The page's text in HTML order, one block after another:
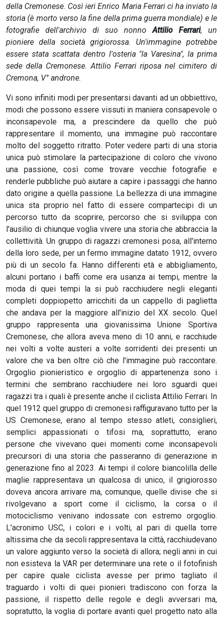
della Cremonese. Così ieri Enrico Maria Ferrari ci ha inviato la
storia (è morto verso la fine della prima guerra mondiale) e le
fotografie dell'archivio di suo nonnoAttilio Ferrari, un
pioniere della società grigiorossa. Un'immagine potrebbe
essere stata scattata dentro l'osteria "la Varesina", la prima
sede della Cremonese. Attilio Ferrari riposa nel cimitero di
Cremona, V° androne.
Vi sono infiniti modi per presentarsi davanti ad un obbiettivo,
modi che possono essere vissuti in maniera consapevole o
inconsapevole ma, a prescindere da quello che può
rappresentare il momento, una immagine può raccontare
molto del soggetto ritratto. Poter vedere parti di una storia
unica può stimolare la partecipazione di coloro che vivono
una passione, così come trovare vecchie fotografie e
renderle pubbliche può aiutare a capire i passaggi che hanno
dato origine a quella passione. La bellezza di una immagine
unica sta proprio nel fatto di essere compartecipi di un
percorso tutto da scoprire, percorso che si sviluppa con
l'ausilio di chiunque voglia vivere una storia che abbraccia la
collettività. Un gruppo di ragazzi cremonesi posa, all'interno
della loro sede, per un fermo immagine datato 1912, ovvero
più di un secolo fa. Hanno differenti età e abbigliamento,
alcuni portano i baffi come era usanza ai tempi, mentre la
moda di quei tempi la si può racchiudere negli eleganti
completi doppiopetto arricchiti da un cappello di paglietta
che andava per la maggiore all'inizio del XX secolo. Quel
gruppo rappresenta una giovanissima Unione Sportiva
Cremonese, che allora aveva meno di 10 anni, e racchiude
nei volti a volte austeri a volte sorridenti dei presenti un
valore che va ben oltre ciò che l'immagine può raccontare.
Orgoglio pionieristico e orgoglio di appartenenza sono i
termini che sembrano racchiudere nei loro sguardi quei
ragazzi tra i quali è presente anche il ciclista Attilio Ferrari. In
quel 1912 quel gruppo di cremonesi raffiguravano tutto per la
US Cremonese, erano al tempo stesso atleti, consiglieri,
semplici appassionati o tifosi ma, soprattutto, erano
persone che vivevano quei momenti come inconsapevoli
precursori di una storia che passeranno di generazione in
generazione fino al 2023. Ai tempi il colore biancolilla delle
maglie rappresentava un qualcosa di unico, il grigiorosso
doveva ancora arrivare ma, comunque, quelle divise che si
rivolgevano a sport come il ciclismo, la corsa o il
motociclismo venivano indossate con estremo orgoglio.
L'acronimo USC, i colori e i volti, al pari di quella torre
altissima che da secoli rappresentava la città, racchiudevano
un valore aggiunto verso la società di allora; negli anni in cui
non esisteva la VAR per determinare una rete o il fotofinish
per capire quale ciclista avesse per primo tagliato il
traguardo i volti di quei pionieri tradiscono con forza la
passione, il rispetto delle regole e degli avversari ma,
sopratutto, la voglia di portare avanti quel progetto nato alla